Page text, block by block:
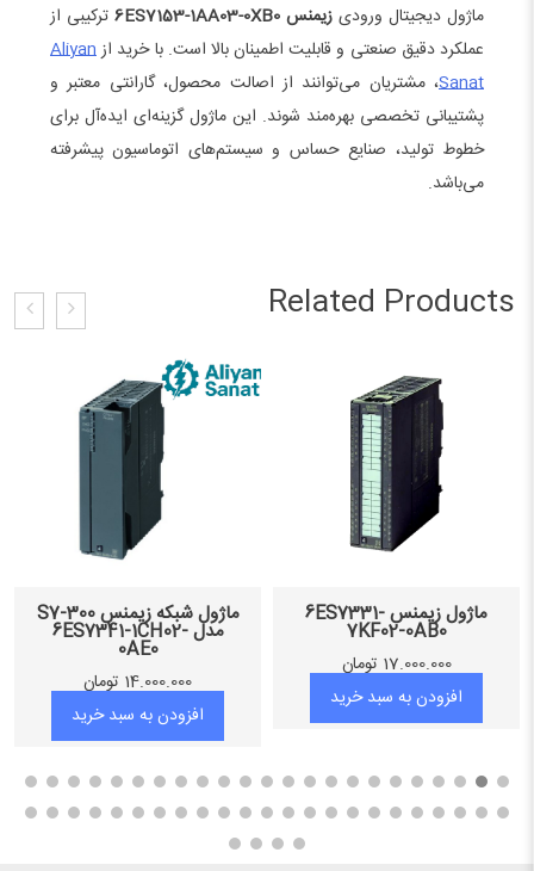
ماژول دیجیتال ورودی زیمنس 6ES7153-1AA03-0XB0
ترکیبی از
عملکرد دقیق صنعتی و قابلیت اطمینان بالا است. با خرید ازAliyan
Sanat، مشتریان می‌توانند از اصالت محصول، گارانتی معتبر و
پشتیبانی تخصصی بهره‌مند شوند. این ماژول گزینه‌ای ایده‌آل برای
خطوط تولید، صنایع حساس و سیستم‌های اتوماسیون پیشرفته
می‌باشد.
Related Products
ماژول زیمنس 6ES7331-
7KF02-0AB0
17.000.000 تومان
افزودن به سبد خرید
ماژول شبکه زیمنس S7-300
مدل 6ES7341-1CH02-
0AE0
14.000.000 تومان
افزودن به سبد خرید